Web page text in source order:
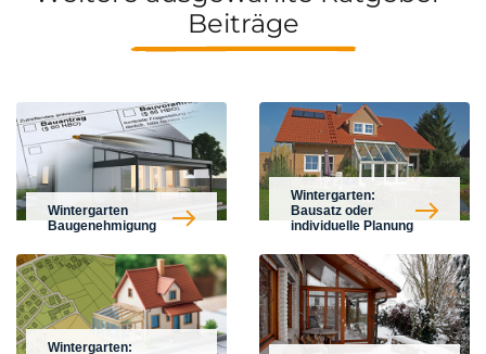
Beiträge
Wintergarten
Baugenehmigung
Wintergarten:
Bausatz oder
individuelle Planung
Wintergarten: